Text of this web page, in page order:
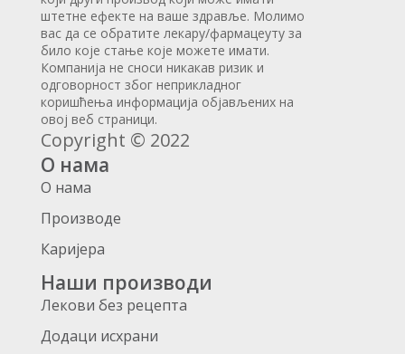
штетне ефекте на ваше здравље. Молимо
вас да се обратите лекару/фармацеуту за
било које стање које можете имати.
Компанија не сноси никакав ризик и
одговорност због неприкладног
коришћења информација објављених на
овој веб страници.
Copyright © 2022
О нама
О нама
Производе
Каријера
Наши производи
Лекови без рецепта
Додаци исхрани